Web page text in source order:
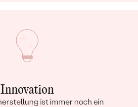
Innovation
ist immer noch ein